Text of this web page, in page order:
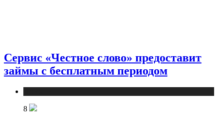
Сервис «Честное слово» предоставит
займы с бесплатным периодом
8